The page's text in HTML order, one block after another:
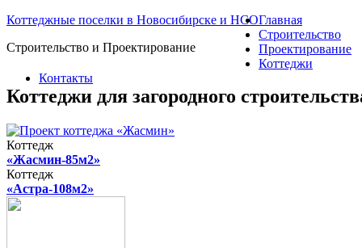
Коттеджные поселки в Новосибирске и НСО
Строительство и Проектирование
Главная
Строительство
Проектирование
Коттеджи
Контакты
Коттеджи для загородного
Коттедж
«Жасмин-85м2»
Коттедж
«Астра-108м2»